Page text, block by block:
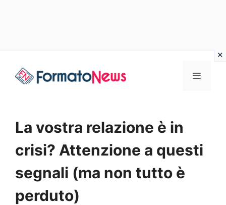
Menu
La vostra relazione è in
crisi? Attenzione a questi
segnali (ma non tutto è
perduto)